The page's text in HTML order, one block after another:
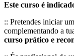
Este curso é
:: Pretendes iniciar
complementando a
curso prático e